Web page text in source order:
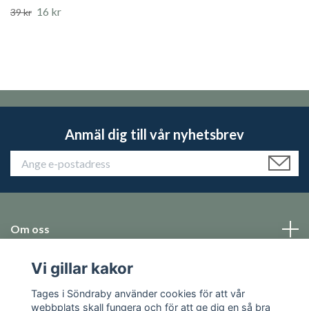
39 kr 16 kr
Anmäl dig till vår nyhetsbrev
Om oss
Emballage
Sociala medier
Vi gillar kakor
Tages i Söndraby använder cookies för att vår
webbplats skall fungera och för att ge dig en så bra